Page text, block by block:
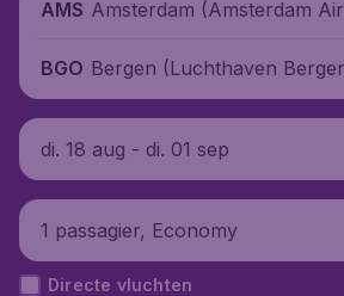
AMS Amsterdam (Amsterdam
BGO Bergen (Luchthaven
oorwegen
di. 18 aug - di. 01 sep
1 passagier, Economy
Directe vluchten